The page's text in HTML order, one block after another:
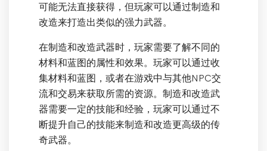
可能无法直接获得，但玩家可以通过制造和
改造来打造出类似的强力武器。
在制造和改造武器时，玩家需要了解不同的
材料和蓝图的属性和效果。玩家可以通过收
集材料和蓝图，或者在游戏中与其他NPC交
流和交易来获取所需的资源。制造和改造武
器需要一定的技能和经验，玩家可以通过不
断提升自己的技能来制造和改造更高级的传
奇武器。